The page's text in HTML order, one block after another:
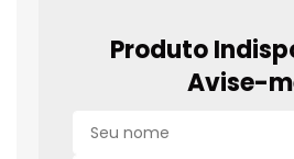
Produto
Avise-